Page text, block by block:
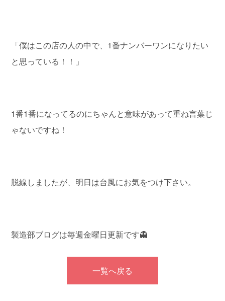
「僕はこの店の人の中で、1番ナンバーワンになりたい
と思っている！！」
1番1番になってるのにちゃんと意味があって重ね言葉じ
ゃないですね！
脱線しましたが、明日は台風にお気をつけ下さい。
製造部ブログは毎週金曜日更新です👻
一覧へ戻る